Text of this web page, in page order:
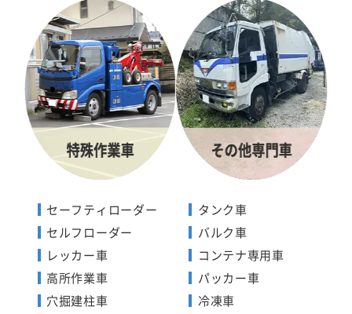
セーフティローダー
セルフローダー
レッカー車
高所作業車
穴掘建柱車
タンク車
バルク車
コンテナ専用車
パッカー車
冷凍車